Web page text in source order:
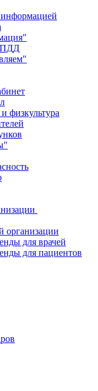
ПДД
физкультура
организации
для врачей
для пациентов